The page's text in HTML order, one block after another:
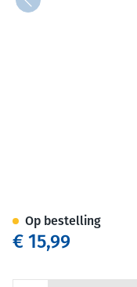
€ 15,99
Op bestelling